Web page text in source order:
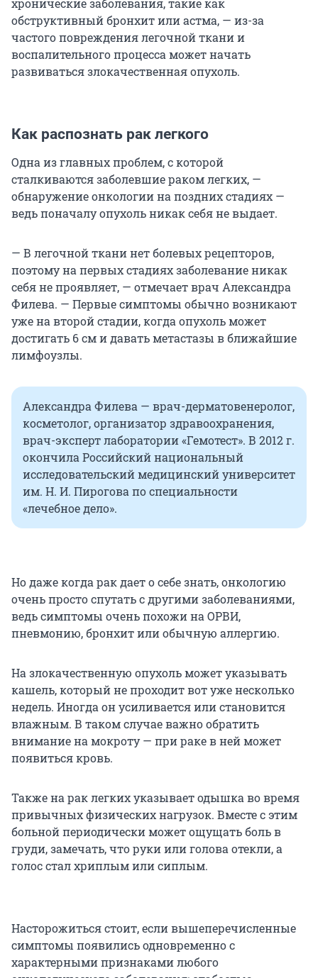
хронические заболевания, такие как
обструктивный бронхит или астма, — из-за
частого повреждения легочной ткани и
воспалительного процесса может начать
развиваться злокачественная опухоль.
Как распознать рак легкого
Одна из главных проблем, с которой
сталкиваются заболевшие раком легких, —
обнаружение онкологии на поздних стадиях —
ведь поначалу опухоль никак себя не выдает.
— В легочной ткани нет болевых рецепторов,
поэтому на первых стадиях заболевание никак
себя не проявляет, — отмечает врач Александра
Филева. — Первые симптомы обычно возникают
уже на второй стадии, когда опухоль может
достигать 6 см и давать метастазы в ближайшие
лимфоузлы.
Александра Филева — врач-дерматовенеролог,
косметолог, организатор здравоохранения,
врач-эксперт лаборатории «Гемотест». В 2012 г.
окончила Российский национальный
исследовательский медицинский университет
им. Н. И. Пирогова по специальности
«лечебное дело».
Но даже когда рак дает о себе знать, онкологию
очень просто спутать с другими заболеваниями,
ведь симптомы очень похожи на ОРВИ,
пневмонию, бронхит или обычную аллергию.
На злокачественную опухоль может указывать
кашель, который не проходит вот уже несколько
недель. Иногда он усиливается или становится
влажным. В таком случае важно обратить
внимание на мокроту — при раке в ней может
появиться кровь.
Также на рак легких указывает одышка во время
привычных физических нагрузок. Вместе с этим
больной периодически может ощущать боль в
груди, замечать, что руки или голова отекли, а
голос стал хриплым или сиплым.
Насторожиться стоит, если вышеперечисленные
симптомы появились одновременно с
характерными признаками любого